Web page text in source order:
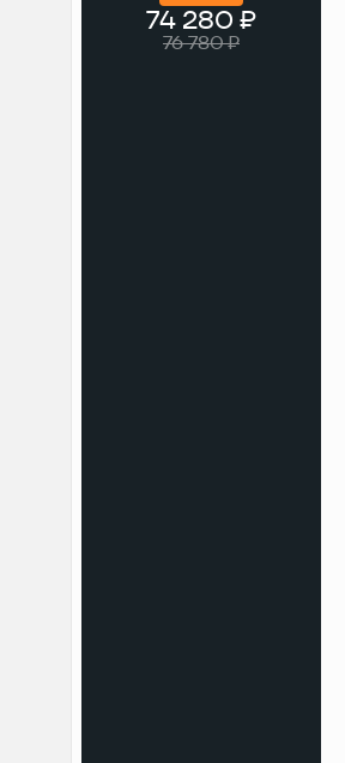
74 280 ₽
76 780 ₽